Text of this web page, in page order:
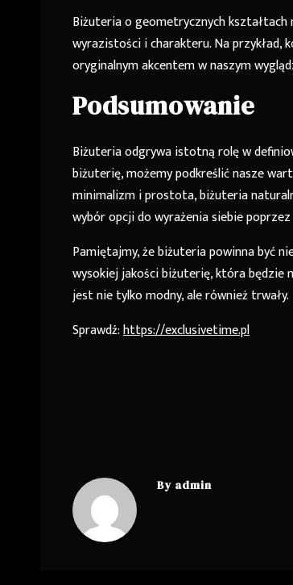
Biżuteria o geometrycznych
wyrazistości i charakteru. Na przykład,
oryginalnym akcentem w naszym
Podsumowanie
Biżuteria odgrywa istotną rolę w
biżuterię, możemy podkreślić nasze
minimalizm i prostota, biżuteria
wybór opcji do wyrażenia siebie
Pamiętajmy, że biżuteria powinna być
wysokiej jakości biżuterię, która będzie
jest nie tylko modny, ale również trwały.
Sprawdź:https://exclusivetime.pl
By admin